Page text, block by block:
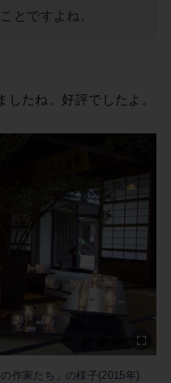
とですよね。
たね。好評でしたよ。
作家たち」の様子(2015年)